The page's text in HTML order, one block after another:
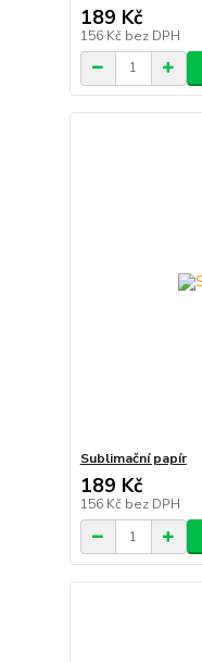
189 Kč
156 Kč bez DPH
Sublimační papír
189 Kč
156 Kč bez DPH